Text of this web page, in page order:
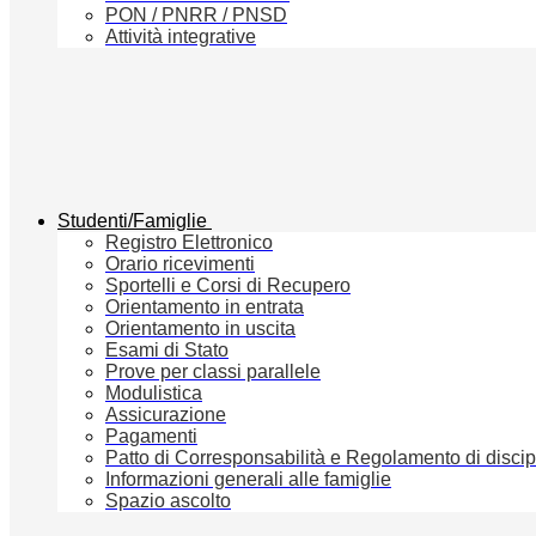
PON / PNRR / PNSD
Attività integrative
Studenti/Famiglie
Registro Elettronico
Orario ricevimenti
Sportelli e Corsi di Recupero
Orientamento in entrata
Orientamento in uscita
Esami di Stato
Prove per classi parallele
Modulistica
Assicurazione
Pagamenti
Patto di Corresponsabilità e Regolamento di
Informazioni generali alle famiglie
Spazio ascolto